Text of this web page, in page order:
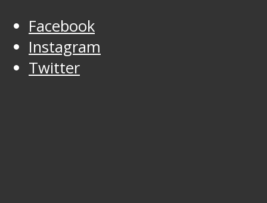
Facebook
Instagram
Twitter